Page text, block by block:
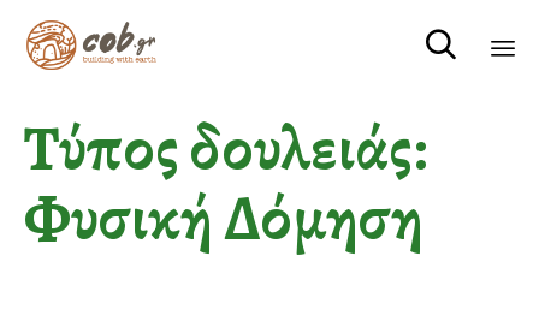

Τύπος δουλειάς:
Φυσική Δόμηση